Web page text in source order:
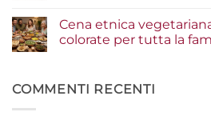
fanno
la
differenza
i
segreti
per
filanti
perfetti
su
Piadine
e
originali
per
Cena etnica
colorate per tutta la
Cena
etnica
COMMENTI RECENTI